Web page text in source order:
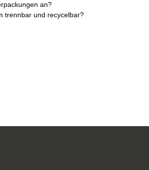
an?
trennbar und recycelbar?